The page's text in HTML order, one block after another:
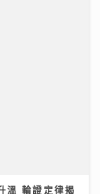
溫 輪證定律揭